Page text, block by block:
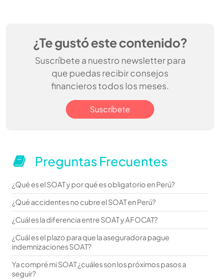
¿Te gustó este contenido?
Suscríbete a nuestro newsletter para
que puedas recibir consejos
financieros todos los meses.
Suscríbete
Preguntas Frecuentes
¿Qué es el SOAT y por qué es obligatorio en Perú?
¿Qué accidentes no cubre el SOAT en Perú?
¿Cuál es la diferencia entre SOAT y AFOCAT?
¿Cuál es el plazo para que la aseguradora pague
indemnizaciones SOAT?
Ya compré mi SOAT ¿cuáles son los próximos pasos a
seguir?